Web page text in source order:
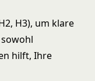
H3), um klare
hilft, Ihre